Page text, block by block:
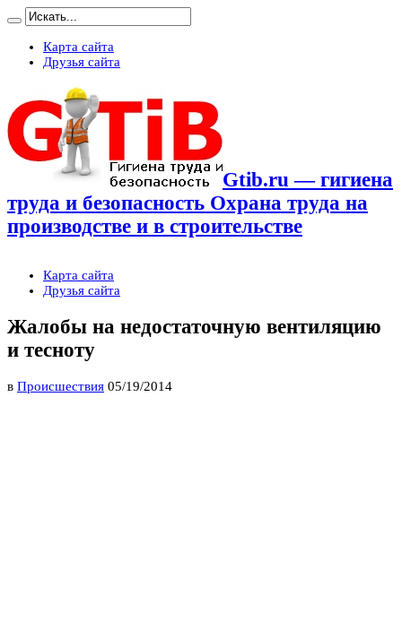
Карта сайта
Друзья сайта
Gtib.ru — гигиена
труда и безопасность Охрана труда на
производстве и в строительстве
Карта сайта
Друзья сайта
Жалобы на недостаточную вентиляцию
и тесноту
в Происшествия 05/19/2014